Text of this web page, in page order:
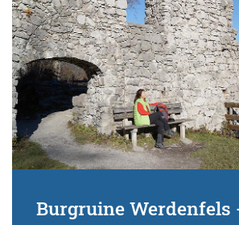
Burgruine Werdenfels